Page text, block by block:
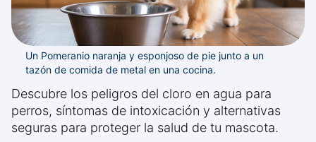
Un Pomeranio naranja y esponjoso de pie junto a un
tazón de comida de metal en una cocina.
Descubre los peligros del cloro en agua para
perros, síntomas de intoxicación y alternativas
seguras para proteger la salud de tu mascota.